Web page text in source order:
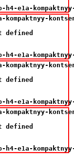
h4-e1a-
defined
h4-e1a-
defined
h4-e1a-
defined
h4-e1a-